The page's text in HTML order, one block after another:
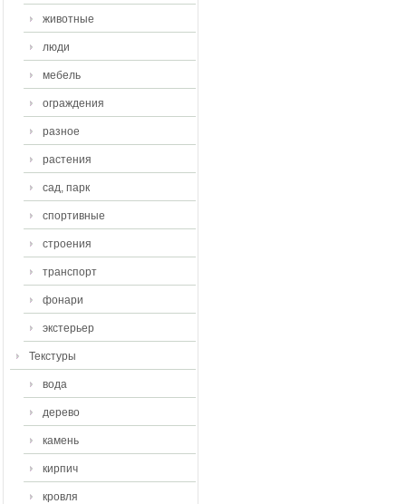
животные
люди
мебель
ограждения
разное
растения
сад, парк
спортивные
строения
транспорт
фонари
экстерьер
Текстуры
вода
дерево
камень
кирпич
кровля